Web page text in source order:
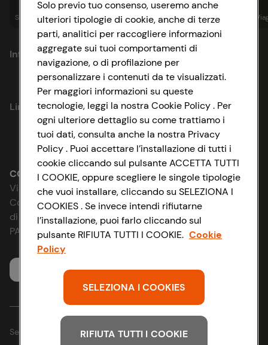
Spesa online Assicurazioni Sapori& Istituzionale
Informazioni
Privacy Policy
Cookie Policy
Impostazioni Cookie
Accessibilità
D&I e Parità di Genere
Strategia Fiscale
Link utili
Lavora con noi
Le cooperative
News & Approfondimenti
Richiami prodotto
Whistleblowing
CONAD SOCIETÀ COOPERATIVA
Via Michelino, 59 | 40127 BOLOGNA
Codice Fiscale e Registro Imprese
di Bologna 00865960157
PARTITA IVA 03320960374
Servizio clienti
Seguici sui Social:
Solo previo tuo consenso, useremo anche
ulteriori tipologie di cookie, anche di terze
parti, analitici per raccogliere informazioni
aggregate sui tuoi comportamenti di
navigazione, o di profilazione per
personalizzare i contenuti da te visualizzati.
Per maggiori informazioni su queste
tecnologie, leggi la nostra Cookie Policy . Per
ogni ulteriore dettaglio su come trattiamo i
tuoi dati, consulta anche la nostra Privacy
Policy . Puoi accettare l’installazione di tutti i
cookie cliccando sul pulsante ACCETTA TUTTI
I COOKIE, oppure scegliere le singole tipologie
che vuoi installare, cliccando su SELEZIONA I
COOKIES . Se invece intendi rifiutarne
l’installazione, puoi farlo cliccando sul
pulsante RIFIUTA TUTTI I COOKIE. Cookie
Policy
SELEZIONA I COOKIES
RIFIUTA TUTTI I COOKIE